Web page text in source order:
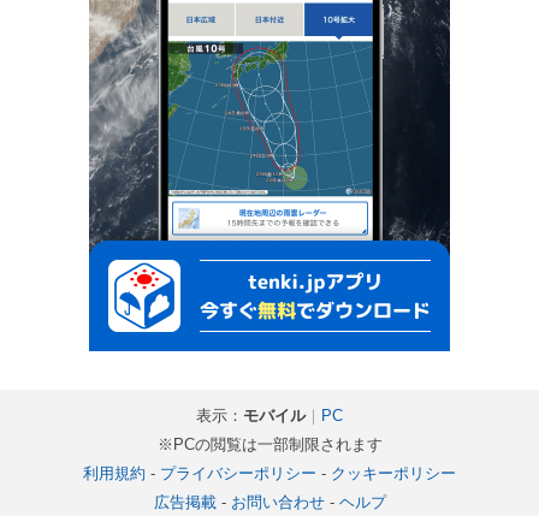
表示： モバイル｜ PC
※PCの閲覧は一部制限されます
利用規約 - プライバシーポリシー - クッキーポリシー
広告掲載- お問い合わせ- ヘルプ